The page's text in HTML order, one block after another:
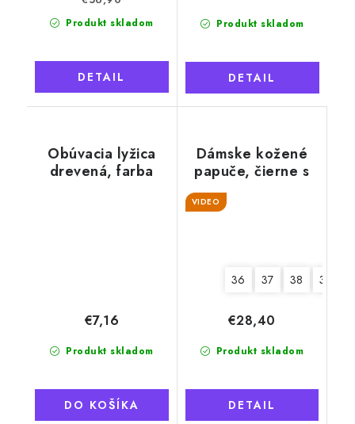
Produkt skladom
DETAIL
Produkt skladom
DETAIL
Obúvacia lyžica
drevená, farba
Produkt skladom
€7,16
DO KOŠÍKA
Dámske kožené
papuče, čierne s
VIDEO
36 37 38 39
Produkt skladom
€28,40
DETAIL